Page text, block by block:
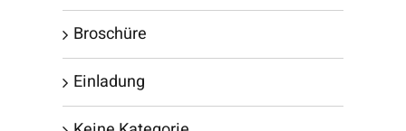
Broschüre
Einladung